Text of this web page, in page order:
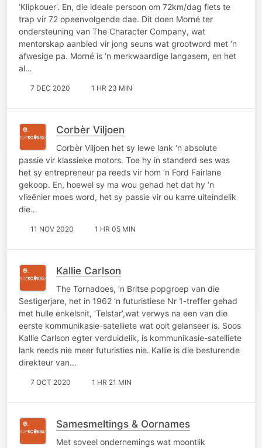
‘Klipkouer'. En, die ideale persoon om 72km/dag fiets te
trap vir 72 opeenvolgende dae. Dit doen Morné ter
ondersteuning van The Character Company, wat
mentorskap aanbied vir jong seuns wat grootword met ‘n
afwesige pa. Morné is ‘n merkwaardige langasem, en het
al…
7 DEC 2020 1 HR 23 MIN
Corbèr Viljoen
Corbèr Viljoen het sy lewe lank ‘n absolute
passie vir klassieke motors. Toe hy in standerd ses was
het sy entrepreneur pa reeds vir hom ‘n Ford Fairlane
gekoop. En, hoewel sy ma wou gehad het dat hy ‘n
vlieënier moes word, het sy passie vir ou karre uiteindelik
die…
11 NOV 2020 1 HR 05 MIN
Kallie Carlson
The Tornadoes, ‘n Britse popgroep van die
Sestigerjare, het in 1962 ‘n futuristiese Nr 1-treffer gehad
met hulle enkelsnit, ‘Telstar’,wat verwys na een van die
eerste kommunikasie-satelliete wat ooit gelanseer is. Soos
Kallie Carlson egter verduidelik, is kommunikasie-satelliete
lank reeds nie meer futuristies nie. Kallie is die besturende
direkteur van…
7 OCT 2020 1 HR 21 MIN
Samesmeltings & Oornames
Met soveel ondernemings wat moontlik